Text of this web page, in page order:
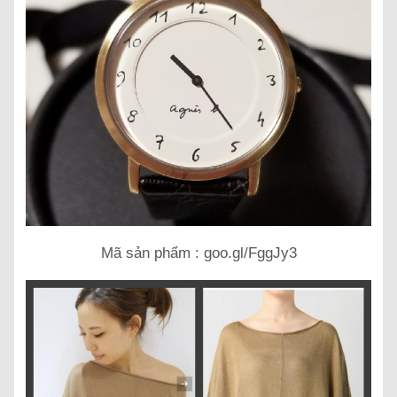
Mã sản phẩm : goo.gl/FggJy3